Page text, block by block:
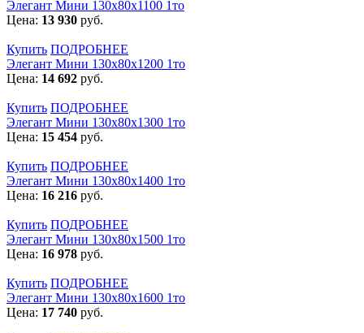
Элегант Мини 130x80x1100 1то
Цена: 13 930 руб.
Купить ПОДРОБНЕЕ
Элегант Мини 130x80x1200 1то
Цена: 14 692 руб.
Купить ПОДРОБНЕЕ
Элегант Мини 130x80x1300 1то
Цена: 15 454 руб.
Купить ПОДРОБНЕЕ
Элегант Мини 130x80x1400 1то
Цена: 16 216 руб.
Купить ПОДРОБНЕЕ
Элегант Мини 130x80x1500 1то
Цена: 16 978 руб.
Купить ПОДРОБНЕЕ
Элегант Мини 130x80x1600 1то
Цена: 17 740 руб.